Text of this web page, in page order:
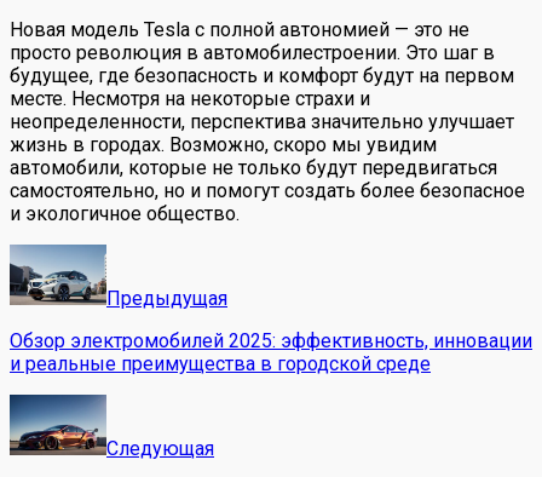
Новая модель Tesla с полной автономией — это не
просто революция в автомобилестроении. Это шаг в
будущее, где безопасность и комфорт будут на первом
месте. Несмотря на некоторые страхи и
неопределенности, перспектива значительно улучшает
жизнь в городах. Возможно, скоро мы увидим
автомобили, которые не только будут передвигаться
самостоятельно, но и помогут создать более безопасное
и экологичное общество.
Предыдущая
Обзор электромобилей 2025: эффективность, инновации
и реальные преимущества в городской среде
Следующая